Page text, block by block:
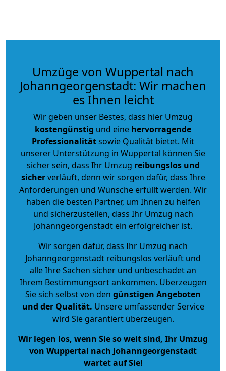
Umzüge von Wuppertal nach
Johanngeorgenstadt: Wir machen
es Ihnen leicht
Wir geben unser Bestes, dass hier Umzug
kostengünstig und eine hervorragende
Professionalitätsowie Qualität bietet. Mit
unserer Unterstützung in Wuppertal können Sie
sicher sein, dass Ihr Umzug reibungslos und
sicherverläuft, denn wir sorgen dafür, dass Ihre
Anforderungen und Wünsche erfüllt werden. Wir
haben die besten Partner, um Ihnen zu helfen
und sicherzustellen, dass Ihr Umzug nach
Johanngeorgenstadt ein erfolgreicher ist.
Wir sorgen dafür, dass Ihr Umzug nach
Johanngeorgenstadt reibungslos verläuft und
alle Ihre Sachen sicher und unbeschadet an
Ihrem Bestimmungsort ankommen. Überzeugen
Sie sich selbst von den günstigen Angeboten
und der Qualität. Unsere umfassender Service
wird Sie garantiert überzeugen.
Wir legen los, wenn Sie so weit sind, Ihr Umzug
von Wuppertal nach Johanngeorgenstadt
wartet auf Sie!